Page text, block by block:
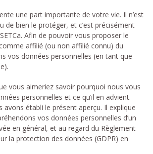
une part importante de votre vie. Il n’est
de bien le protéger, et c’est précisément
SETCa. Afin de pouvoir vous proposer le
affilié (ou non affilié connu) du
vos données personnelles (en tant que
vous aimeriez savoir pourquoi nous vous
personnelles et ce qu’il en advient.
avons établi le présent aperçu. Il explique
vos données personnelles d’un
en général, et au regard du Règlement
la protection des données (GDPR) en